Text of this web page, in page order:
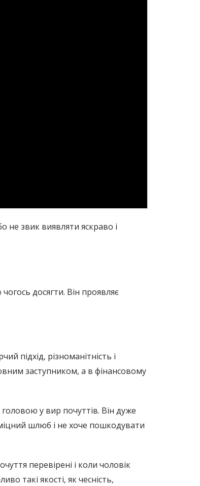
не звик виявляти яскраво і
досягти. Він проявляє
підхід, різноманітність і
заступником, а в фінансовому
у вир почуттів. Він дуже
шлюб і не хоче пошкодувати
перевірені і коли чоловік
такі якості, як чесність,